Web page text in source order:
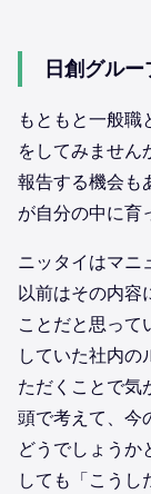
日創グル
もともと一般
をしてみません
報告する機会も
が自分の中に育
ニッタイはマニ
以前はその内容
ことだと思って
していた社内
ただくことで気
頭で考えて、今
どうでしょうか
しても「こうし